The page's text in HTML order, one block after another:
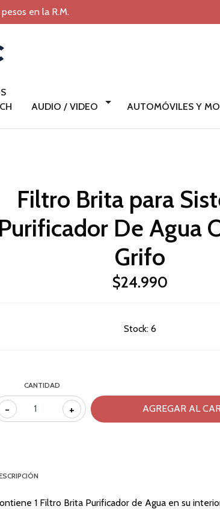
en la R.M.
AUDIO / VIDEO AUTOMÓVILES Y
Filtro Brita para
Purificador De Agua
Grifo
$24.990
Stock: 6
CANTIDAD
- +
1 Filtro Brita Purificador de Agua en su